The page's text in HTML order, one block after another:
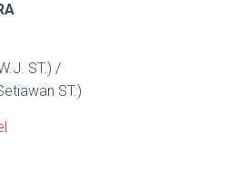
ST.) /
ST.)